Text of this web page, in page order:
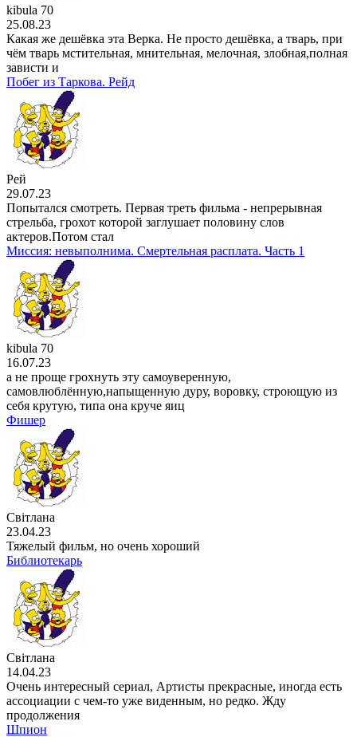
kibula 70
25.08.23
Какая же дешёвка эта Верка. Не просто дешёвка, а тварь, при
чём тварь мстительная, мнительная, мелочная, злобная,полная
зависти и
Побег из Таркова. Рейд
Рей
29.07.23
Попытался смотреть. Первая треть фильма - непрерывная
стрельба, грохот которой заглушает половину слов
актеров.Потом стал
Миссия: невыполнима. Смертельная расплата. Часть 1
kibula 70
16.07.23
а не проще грохнуть эту самоуверенную,
самовлюблённую,напыщенную дуру, воровку, строющую из
себя крутую, типа она круче яиц
Фишер
Світлана
23.04.23
Тяжелый фильм, но очень хороший
Библиотекарь
Світлана
14.04.23
Очень интересный сериал, Артисты прекрасные, иногда есть
ассоциации с чем-то уже виденным, но редко. Жду
продолжения
Шпион